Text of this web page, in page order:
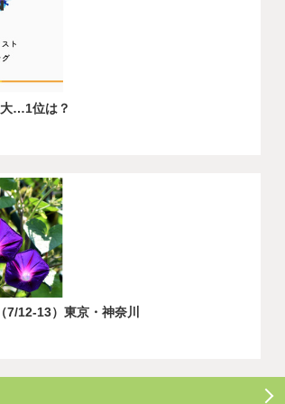
…1位は？
7/12-13）東京・神奈川